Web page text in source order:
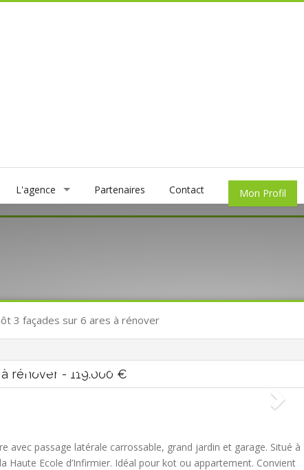
L'agence Partenaires Contact
3 façades sur 6 ares à rénover
rénover - 119.000 €
avec passage latérale carrossable, grand jardin et garage. Situé à
Haute Ecole d’Infirmier. Idéal pour kot ou appartement. Convient